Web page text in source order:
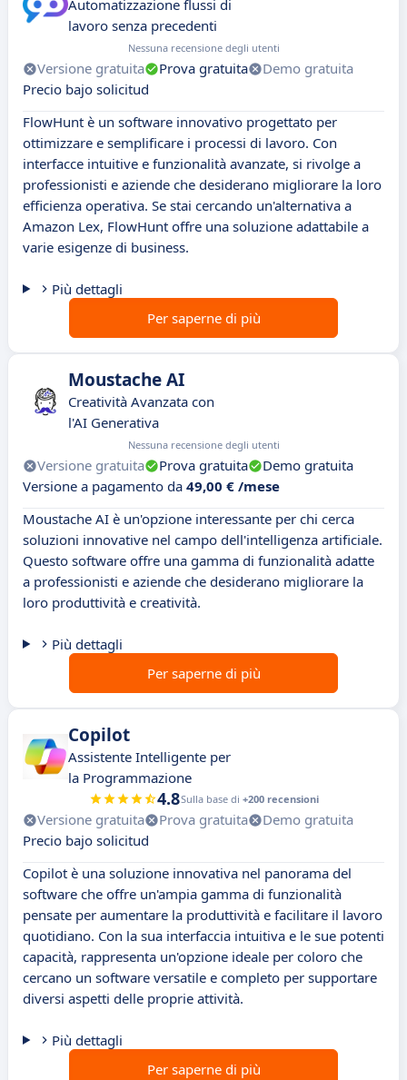
Automatizzazione flussi di
lavoro senza precedenti
Nessuna recensione degli utenti
Versione gratuita Prova gratuita
Demo gratuita
Precio bajo solicitud
FlowHunt è un software innovativo progettato per
ottimizzare e semplificare i processi di lavoro. Con
interfacce intuitive e funzionalità avanzate, si rivolge a
professionisti e aziende che desiderano migliorare la loro
efficienza operativa. Se stai cercando un'alternativa a
Amazon Lex, FlowHunt offre una soluzione adattabile a
varie esigenze di business.
Più dettagli
Per saperne di più
Moustache AI
Creatività Avanzata con
l'AI Generativa
Nessuna recensione degli utenti
Versione gratuita Prova gratuita
Demo gratuita
Versione a pagamento da 49,00 € /mese
Moustache AI è un'opzione interessante per chi cerca
soluzioni innovative nel campo dell'intelligenza artificiale.
Questo software offre una gamma di funzionalità adatte
a professionisti e aziende che desiderano migliorare la
loro produttività e creatività.
Più dettagli
Per saperne di più
Copilot
Assistente Intelligente per
la Programmazione
4.8Sulla base di +200 recensioni
Versione gratuita Prova gratuita
Demo gratuita
Precio bajo solicitud
Copilot è una soluzione innovativa nel panorama del
software che offre un'ampia gamma di funzionalità
pensate per aumentare la produttività e facilitare il lavoro
quotidiano. Con la sua interfaccia intuitiva e le sue potenti
capacità, rappresenta un'opzione ideale per coloro che
cercano un software versatile e completo per supportare
diversi aspetti delle proprie attività.
Più dettagli
Per saperne di più